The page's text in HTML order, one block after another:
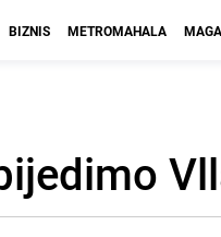
BIZNIS METROMAHALA